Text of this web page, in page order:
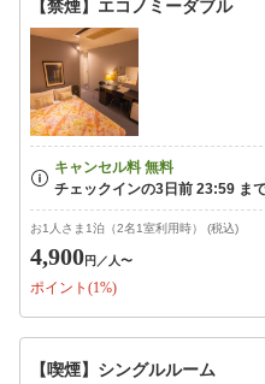
【禁煙】エコノミーダブル
お1人さま1泊（2名1室利用時） (税込)
4,900円 ／人〜
ポイント(1%)
【喫煙】シングルルーム